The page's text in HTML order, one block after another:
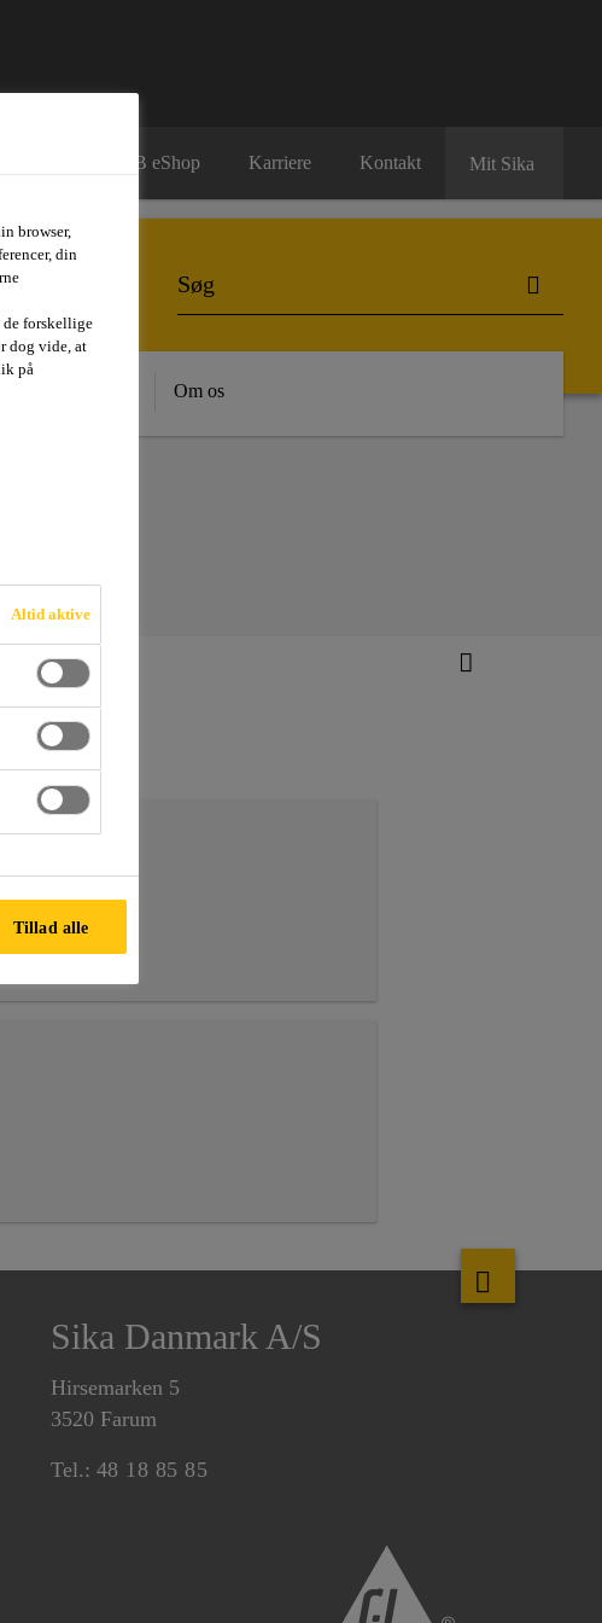
B2B eShop Karriere Kontakt Mit Sika
Om os
Sika Danmark A/S
Hirsemarken 5
3520 Farum
Tel.: 48 18 85 85
browser,
din
forskellige
dog vide, at
på
Altid aktive
Tillad alle